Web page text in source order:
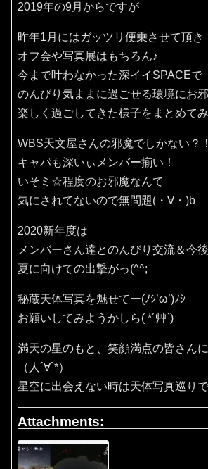
2019年の9月からですが
昨年1月にはガッツリ便乗させて頂き
オフ会や写真展はもちろん♪
今まで叶わなかった深イイSPACEで
のんびり気ままに過ごせる環境にお
楽しく過ごしてきた様子をまとめて
WBS天文屋さんの邪魔でしかない？！
キャパも深いぃメンバー揃い！
いそミ☆程度のお邪魔なんて
気にされてないので無問題(・∀・)b
2020新年度は
メンバーさん達とのんびり交流＆今
夏に向けての出撃がっ(^^;
秘蔵天体写真を魅せてー(ﾉｼ’ω’)ﾉｼ
お願いしてみようかしら( *´艸`)
満天の星のもと、笑顔満点の皆さん
（人´∀`*）
星空に出会えない時は天体写真巡り
Attachments: